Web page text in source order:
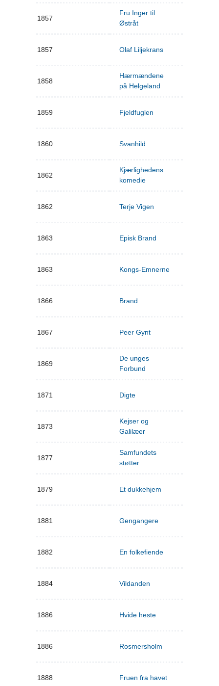
1857
Fru Inger til
Østråt
1857 Olaf Liljekrans
1858
Hærmændene
på Helgeland
1859 Fjeldfuglen
1860 Svanhild
1862
Kjærlighedens
komedie
1862 Terje Vigen
1863 Episk Brand
1863 Kongs-Emnerne
1866 Brand
1867 Peer Gynt
1869
De unges
Forbund
1871 Digte
1873
Kejser og
Galilæer
1877
Samfundets
støtter
1879 Et dukkehjem
1881 Gengangere
1882 En folkefiende
1884 Vildanden
1886 Hvide heste
1886 Rosmersholm
1888 Fruen fra havet